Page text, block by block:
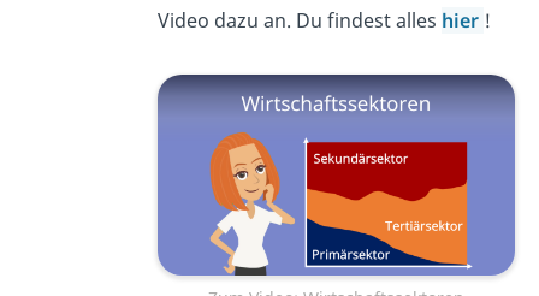
Video dazu an. Du findest alles hier !